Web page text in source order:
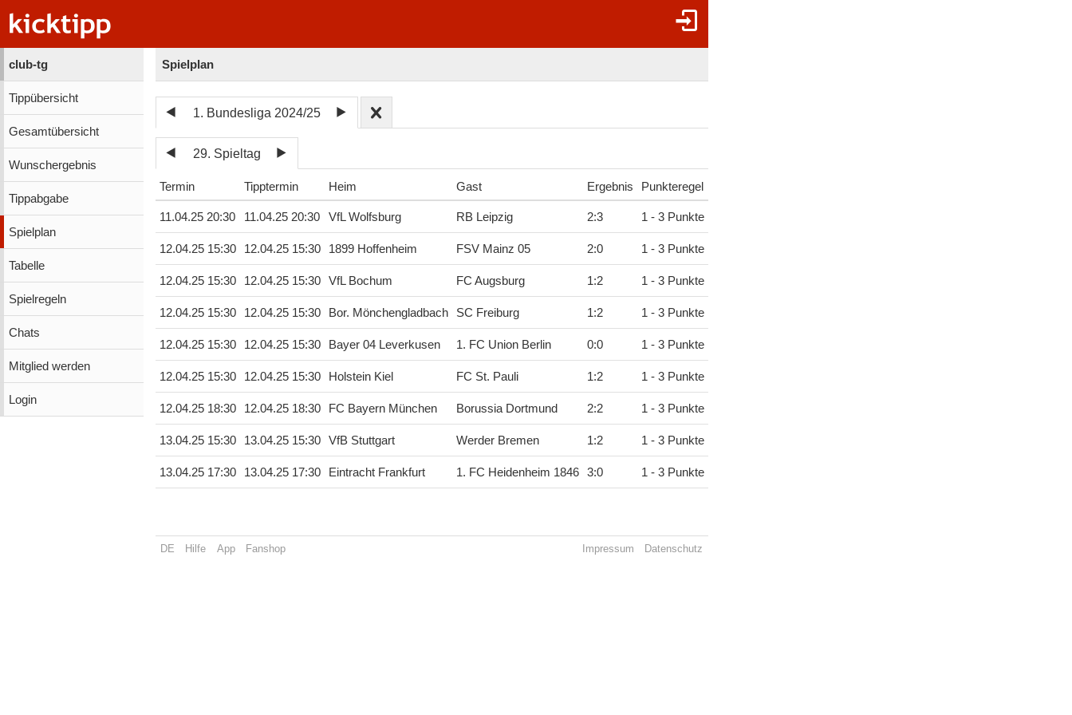
club-tg
Tippübersicht
Gesamtübersicht
Wunschergebnis
Tippabgabe
Spielplan
Tabelle
Spielregeln
Chats
Mitglied werden
Login
Spielplan
1. Bundesliga 2024/25
29. Spieltag
Termin Tipptermin Heim Gast Ergebnis Punkteregel
11.04.25 20:30 11.04.25 20:30 VfL Wolfsburg RB Leipzig 2:3 1 - 3 Punkte
12.04.25 15:30 12.04.25 15:30 1899 Hoffenheim FSV Mainz 05 2:0 1 - 3 Punkte
12.04.25 15:30 12.04.25 15:30 VfL Bochum FC Augsburg 1:2 1 - 3 Punkte
12.04.25 15:30 12.04.25 15:30 Bor. Mönchengladbach SC Freiburg 1:2 1 - 3 Punkte
12.04.25 15:30 12.04.25 15:30 Bayer 04 Leverkusen 1. FC Union Berlin 0:0 1 - 3 Punkte
12.04.25 15:30 12.04.25 15:30 Holstein Kiel FC St. Pauli 1:2 1 - 3 Punkte
12.04.25 18:30 12.04.25 18:30 FC Bayern München Borussia Dortmund 2:2 1 - 3 Punkte
13.04.25 15:30 13.04.25 15:30 VfB Stuttgart Werder Bremen 1:2 1 - 3 Punkte
13.04.25 17:30 13.04.25 17:30 Eintracht Frankfurt 1. FC Heidenheim 1846 3:0 1 - 3 Punkte
DE Hilfe App Fanshop Impressum Datenschutz